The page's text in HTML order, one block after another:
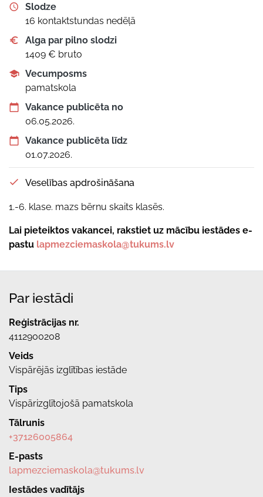
Slodze
16 kontaktstundas nedēļā
Alga par pilno slodzi
1409 € bruto
Vecumposms
pamatskola
Vakance publicēta no
06.05.2026.
Vakance publicēta līdz
01.07.2026.
Veselības apdrošināšana
1.-6. klase. mazs bērnu skaits klasēs.
Lai pieteiktos vakancei, rakstiet uz mācību iestādes e-
pastu lapmezciemaskola@tukums.lv
Par iestādi
Reģistrācijas nr.
4112900208
Veids
Vispārējās izglītības iestāde
Tips
Vispārizglītojošā pamatskola
Tālrunis
+37126005864
E-pasts
lapmezciemaskola@tukums.lv
Iestādes vadītājs